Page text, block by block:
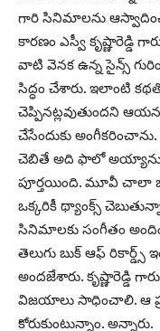
గారి సినిమాలను
కారణం ఎస్వీ కృష్ణారెడ్డి
వాటి వెనక ఉన్న సైన్స్
సిద్ధం చేశారు. ఇలాంటి
చెప్పినట్లవుతుందని
చేసేందుకు
చెబితే అది ఫాలో
పూర్తయింది. మూవీ చాలా
ఒక్కరికీ థ్యాంక్స్
సినిమాలకు సంగీతం
తెలుగు బుక్ ఆఫ్ రికార్డ్స్
అందజేశారు. కృష్ణారెడ్డి
విజయాలు సాధించాలి. ఆ
కోరుకుంటున్నాం. అన్నారు.